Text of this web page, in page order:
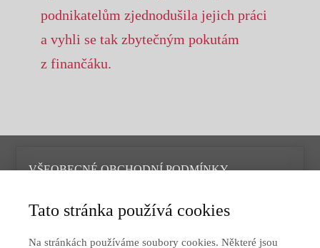
podnikatelům zjednodušila jejich práci
a vyhli se tak zbytečným pokutám
z finančáku.
VŠEOBECNÉ OBCHODNÍ PODMÍNKY
OCHRANA OSOBNÍCH ÚDAJŮ
Tato stránka používá cookies
Na stránkách používáme soubory cookies. Některé jsou